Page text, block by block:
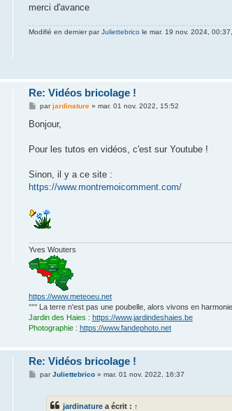
merci d'avance
Modifié en dernier parJuliettebrico le mar. 19 nov. 2024,
Re: Vidéos bricolage !
M
s
g
parjardinature» mar. 01 nov. 2022, 15:52
Bonjour,
Pour les tutos en vidéos, c'est sur Youtube !
Sinon, il y a ce site :
https://www.montremoicomment.com/
Yves Wouters
https://www.meteoeu.net
°°° La terre n'est pas une poubelle, alors vivons en
Jardin des Haies : https://www.jardindeshaies.be
Photographie: https://www.fandephoto.net
Re: Vidéos bricolage !
MparJuliettebrico» mar. 01 nov. 2022, 16:37
jardinaturea écrit : ↑